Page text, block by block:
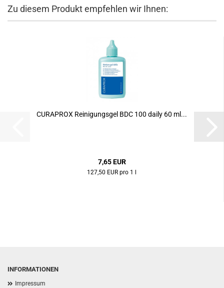
Zu diesem Produkt empfehlen wir Ihnen:
CURAPROX Reinigungsgel BDC 100 daily 60 ml...
7,65 EUR
127,50 EUR pro 1 l
INFORMATIONEN
Impressum